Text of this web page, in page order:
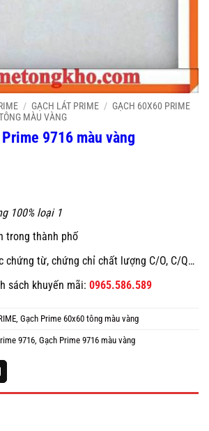
/ GẠCH LÁT PRIME / GẠCH 60X60 PRIME
MÀU VÀNG
9716 màu vàng
100% loại 1
trong thành phố
chứng từ, chứng chỉ chất lượng C/O, C/Q…
sách khuyến mãi: 0965.586.589
, Gạch Prime 60x60 tông màu vàng
9716, Gạch Prime 9716 màu vàng